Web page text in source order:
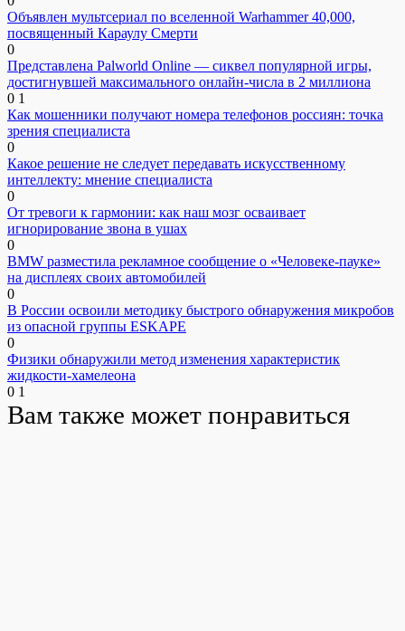
Объявлен мультсериал по вселенной Warhammer 40,000,
посвященный Караулу Смерти
0
Представлена Palworld Online — сиквел популярной игры,
достигнувшей максимального онлайн-числа в 2 миллиона
0 1
Как мошенники получают номера телефонов россиян: точка
зрения специалиста
0
Какое решение не следует передавать искусственному
интеллекту: мнение специалиста
0
От тревоги к гармонии: как наш мозг осваивает
игнорирование звона в ушах
0
BMW разместила рекламное сообщение о «Человеке-пауке»
на дисплеях своих автомобилей
0
В России освоили методику быстрого обнаружения микробов
из опасной группы ESKAPE
0
Физики обнаружили метод изменения характеристик
жидкости-хамелеона
0 1
Вам также может понравиться